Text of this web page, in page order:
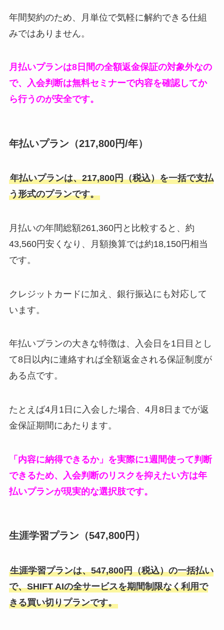
年間契約のため、月単位で気軽に解約できる仕組
みではありません。
月払いプランは8日間の全額返金保証の対象外なの
で、入会判断は無料セミナーで内容を確認してか
ら行うのが安全です。
年払いプラン（217,800円/年）
年払いプランは、217,800円（税込）を一括で支払
う形式のプランです。
月払いの年間総額261,360円と比較すると、約
43,560円安くなり、月額換算では約18,150円相当
です。
クレジットカードに加え、銀行振込にも対応して
います。
年払いプランの大きな特徴は、入会日を1日目とし
て8日以内に連絡すれば全額返金される保証制度が
ある点です。
たとえば4月1日に入会した場合、4月8日までが返
金保証期間にあたります。
「内容に納得できるか」を実際に1週間使って判断
できるため、入会判断のリスクを抑えたい方は年
払いプランが現実的な選択肢です。
生涯学習プラン（547,800円）
生涯学習プランは、547,800円（税込）の一括払い
で、SHIFT AIの全サービスを期間制限なく利用で
きる買い切りプランです。